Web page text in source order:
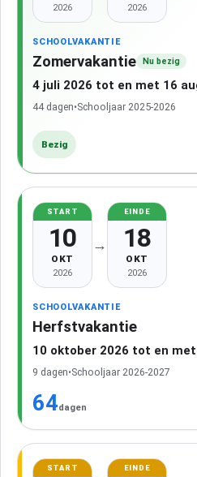
2026 2026
SCHOOLVAKANTIE
Zomervakantie Nu bezig
4 juli 2026 tot en met 16
44 dagen•Schooljaar 2025-2026
Bezig
START
10
OKT
2026
→
EINDE
18
OKT
2026
SCHOOLVAKANTIE
Herfstvakantie
10 oktober 2026 tot en
9 dagen•Schooljaar 2026-2027
64dagen
START EINDE